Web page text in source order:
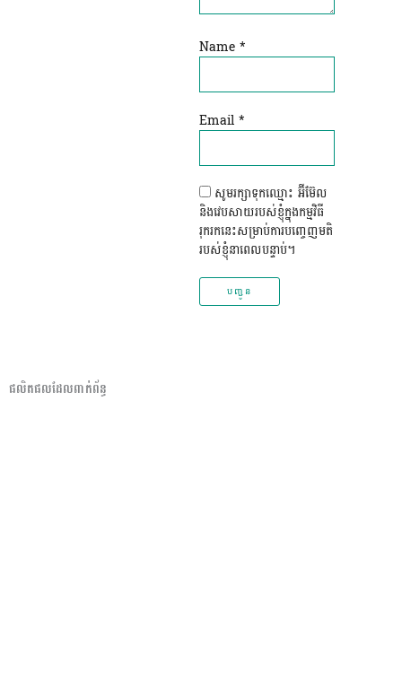
Name *
Email *
សូមរក្សាទុកឈ្មោះ អ៊ីម៊ែល
និងវេបសាយរបស់ខ្ញុំក្នុងកម្មវិធី
រុករកនេះសម្រាប់ការបញ្ចេញមតិ
របស់ខ្ញុំនាពេលបន្ទាប់។
ផលិតផលដែលពាក់ព័ន្ធ